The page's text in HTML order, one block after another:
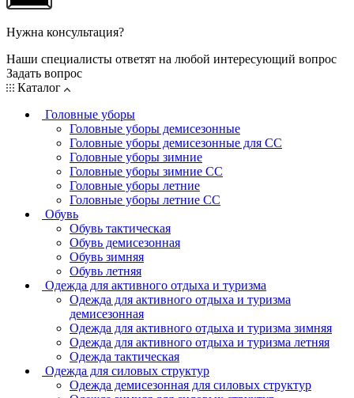
Нужна консультация?
Наши специалисты ответят на любой интересующий вопрос
Задать вопрос
Каталог
Головные уборы
Головные уборы демисезонные
Головные уборы демисезонные для СС
Головные уборы зимние
Головные уборы зимние СС
Головные уборы летние
Головные уборы летние СС
Обувь
Обувь тактическая
Обувь демисезонная
Обувь зимняя
Обувь летняя
Одежда для активного отдыха и туризма
Одежда для активного отдыха и туризма
демисезонная
Одежда для активного отдыха и туризма зимняя
Одежда для активного отдыха и туризма летняя
Одежда тактическая
Одежда для силовых структур
Одежда демисезонная для силовых структур